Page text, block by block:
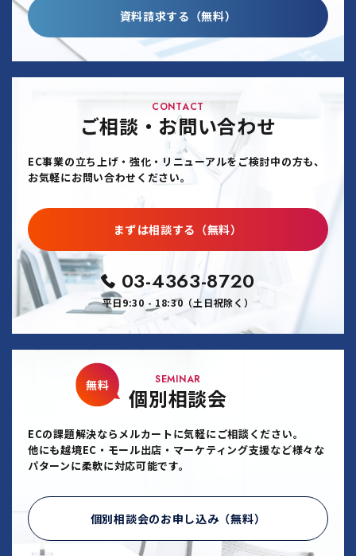
資料請求する（無料）
CONTACT
ご相談・お問い合わせ
EC事業の立ち上げ・強化・リニューアルをご検討中の方も、
お気軽にお問い合わせください。
まずは相談する（無料）
03-4363-8720
平日9:30 - 18:30（土日祝除く）
SEMINAR
個別相談会
無料
ECの課題解決ならメルカートに気軽にご相談ください。
他にも越境EC・モール出店・マーケティング支援など様々な
パターンに柔軟に対応可能です。
個別相談会のお申し込み（無料）